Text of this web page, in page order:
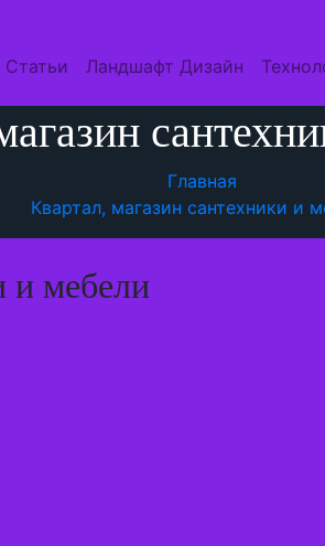
Статьи Ландшафт Дизайн
Главная
Квартал, магазин сантехники и
и мебели